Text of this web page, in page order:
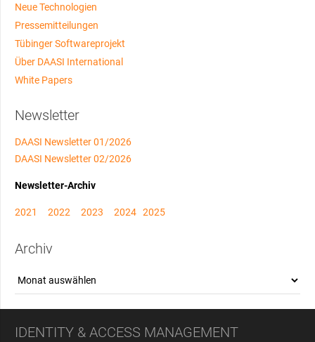
Neue Technologien
Pressemitteilungen
Tübinger Softwareprojekt
Über DAASI International
White Papers
Newsletter
DAASI Newsletter 01/2026
DAASI Newsletter 02/2026
Newsletter-Archiv
2021 2022 2023 2024 2025
Archiv
Archiv
IDENTITY & ACCESS MANAGEMENT